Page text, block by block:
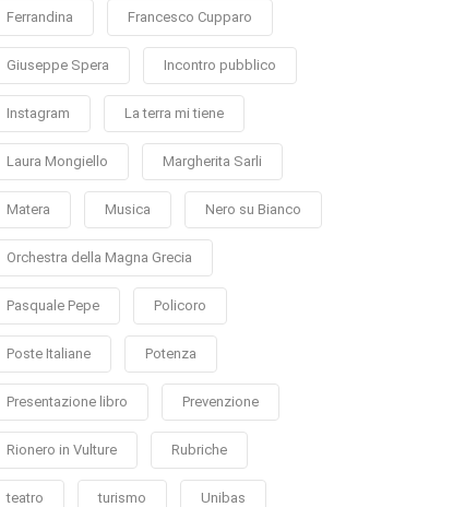
Ferrandina Francesco Cupparo
Giuseppe Spera Incontro pubblico
Instagram La terra mi tiene
Laura Mongiello Margherita Sarli
Matera Musica Nero su Bianco
Orchestra della Magna Grecia
Pasquale Pepe Policoro
Poste Italiane Potenza
Presentazione libro Prevenzione
Rionero in Vulture Rubriche
teatro turismo Unibas